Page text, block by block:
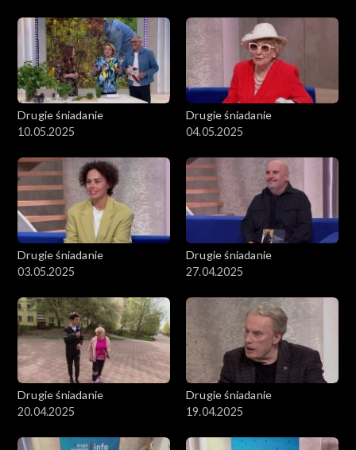
Drugie śniadanie
10.05.2025
Drugie śniadanie
04.05.2025
Drugie śniadanie
03.05.2025
Drugie śniadanie
27.04.2025
Drugie śniadanie
20.04.2025
Drugie śniadanie
19.04.2025